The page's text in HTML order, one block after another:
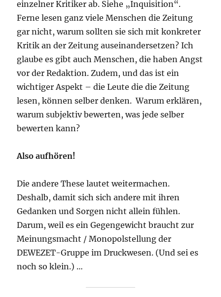
einzelner Kritiker ab. Siehe „Inquisition“.
Ferne lesen ganz viele Menschen die Zeitung
gar nicht, warum sollten sie sich mit konkreter
Kritik an der Zeitung auseinandersetzen? Ich
glaube es gibt auch Menschen, die haben Angst
vor der Redaktion. Zudem, und das ist ein
wichtiger Aspekt – die Leute die die Zeitung
lesen, können selber denken. Warum erklären,
warum subjektiv bewerten, was jede selber
bewerten kann?
Also aufhören!
Die andere These lautet weitermachen.
Deshalb, damit sich sich andere mit ihren
Gedanken und Sorgen nicht allein fühlen.
Darum, weil es ein Gegengewicht braucht zur
Meinungsmacht / Monopolstellung der
DEWEZET-Gruppe im Druckwesen. (Und sei es
noch so klein.) …